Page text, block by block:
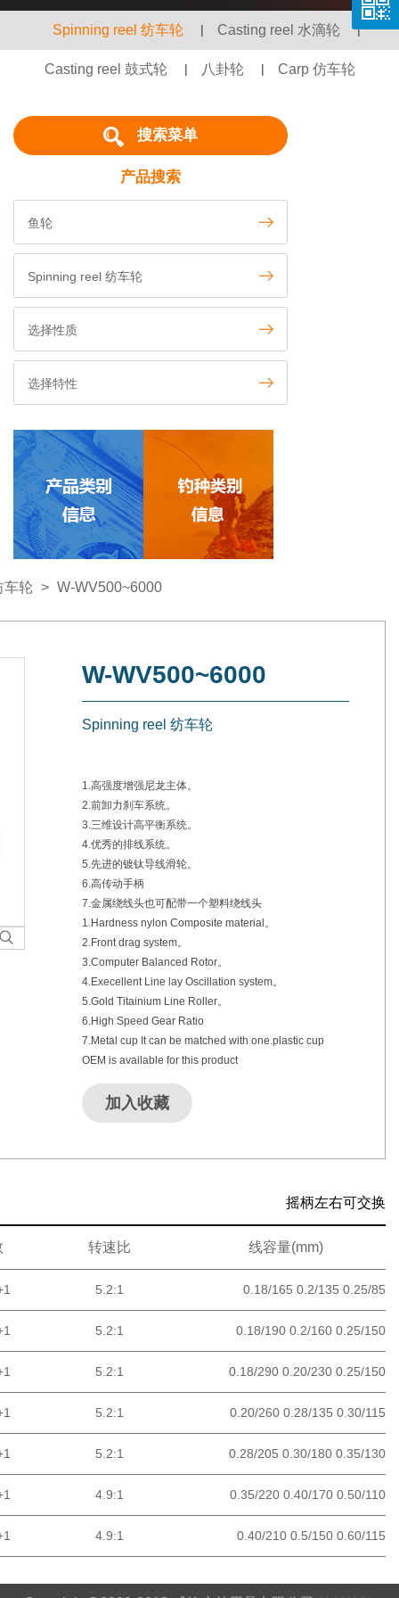
Spinning reel 纺车轮 | Casting reel 水滴轮 |
Casting reel 鼓式轮 | 八卦轮 | Carp 仿车轮
搜索菜单
产品搜索
车轮 > W-WV500~6000
W-WV500~6000
Spinning reel 纺车轮
1.高强度增强尼龙主体。
2.前卸力刹车系统。
3.三维设计高平衡系统。
4.优秀的排线系统。
5.先进的镀钛导线滑轮。
6.高传动手柄
7.金属绕线头也可配带一个塑料绕线头
1.Hardness nylon Composite material。
2.Front drag system。
3.Computer Balanced Rotor。
4.Execellent Line lay Oscillation system。
5.Gold Titainium Line Roller。
6.High Speed Gear Ratio
7.Metal cup It can be matched with one.plastic cup
OEM is available for this product
加入收藏
摇柄左右可交换
转速比 线容量(mm)
5.2:1 0.18/165 0.2/135 0.25/85
5.2:1 0.18/190 0.2/160 0.25/150
5.2:1 0.18/290 0.20/230 0.25/150
5.2:1 0.20/260 0.28/135 0.30/115
5.2:1 0.28/205 0.30/180 0.35/130
4.9:1 0.35/220 0.40/170 0.50/110
4.9:1 0.40/210 0.5/150 0.60/115